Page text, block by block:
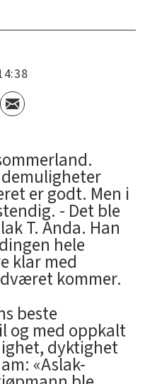
er godt. Men i
- Det ble
T. Anda. Han
hele
klar med
kommer.
beste
og med oppkalt
dyktighet
«Aslak-